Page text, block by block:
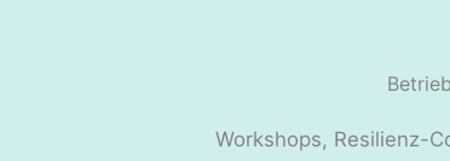
Workshops, Resilienz-